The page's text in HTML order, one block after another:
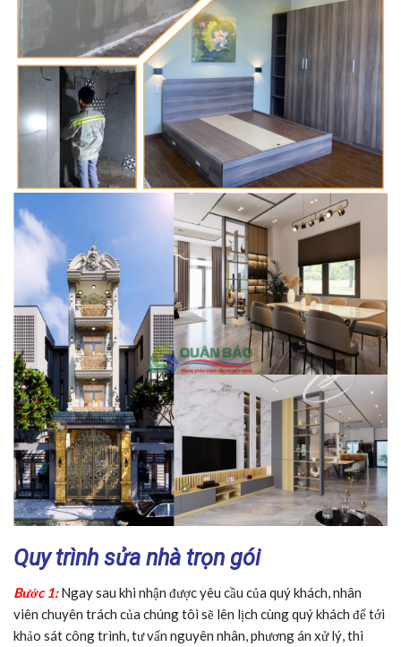
Quy trình sửa nhà trọn gói
Bước 1: Ngay sau khi nhận được yêu cầu của quý khách, nhân
viên chuyên trách của chúng tôi sẽ lên lịch cùng quý khách để tới
khảo sát công trình, tư vấn nguyên nhân, phương án xử lý, thi